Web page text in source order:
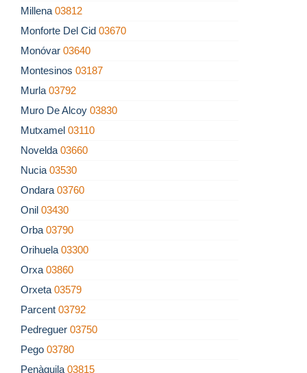
Millena 03812
Monforte Del Cid 03670
Monóvar 03640
Montesinos 03187
Murla 03792
Muro De Alcoy 03830
Mutxamel 03110
Novelda 03660
Nucia 03530
Ondara 03760
Onil 03430
Orba 03790
Orihuela 03300
Orxa 03860
Orxeta 03579
Parcent 03792
Pedreguer 03750
Pego 03780
Penàguila 03815